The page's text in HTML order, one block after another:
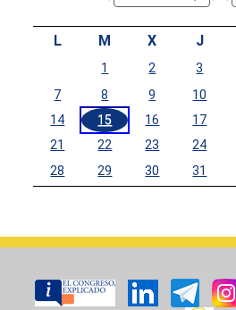
L M X J
1 2 3
7
8 9 10
14
15 16 17
21
22 23 24
28
29 30 31